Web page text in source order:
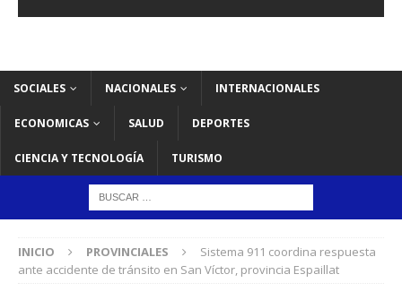
SOCIALES NACIONALES INTERNACIONALES
ECONOMICAS SALUD DEPORTES
CIENCIA Y TECNOLOGÍA TURISMO
INICIO PROVINCIALES
Sistema 911 coordina respuesta
ante accidente de tránsito en San Víctor, provincia Espaillat